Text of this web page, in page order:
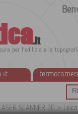
.it
per l'edilizia e la
LASER SCANNER 3D >